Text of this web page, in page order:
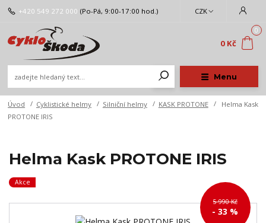
Menu
CZK
+420 549 272 000 (Po-Pá, 9:00-17:00 hod.)
0
0 Kč
Úvod Cyklistické helmy Silniční helmy KASK PROTONE
Helma Kask
PROTONE IRIS
Helma Kask PROTONE IRIS
Akce
5 990 Kč
- 33 %